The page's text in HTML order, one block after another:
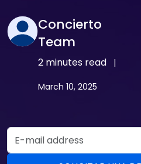
Concierto
Team
2 minutes read |
March 10, 2025
Email Address